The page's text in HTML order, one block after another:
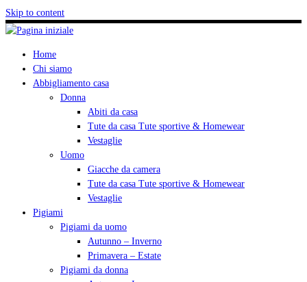
Skip to content
Home
Chi siamo
Abbigliamento casa
Donna
Abiti da casa
Tute da casa Tute sportive & Homewear
Vestaglie
Uomo
Giacche da camera
Tute da casa Tute sportive & Homewear
Vestaglie
Pigiami
Pigiami da uomo
Autunno – Inverno
Primavera – Estate
Pigiami da donna